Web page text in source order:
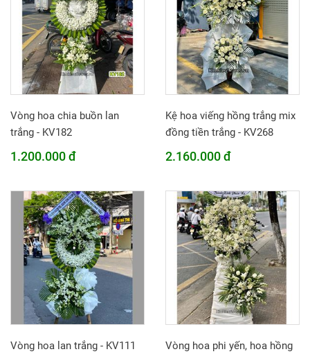
Vòng hoa chia buồn lan
trắng - KV182
1.200.000 đ
Kệ hoa viếng hồng trắng mix
đồng tiền trắng - KV268
2.160.000 đ
Vòng hoa lan trắng - KV111
Vòng hoa phi yến, hoa hồng